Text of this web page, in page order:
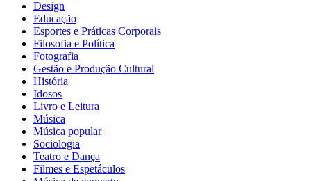
Design
Educação
Esportes e Práticas Corporais
Filosofia e Política
Fotografia
Gestão e Produção Cultural
História
Idosos
Livro e Leitura
Música
Música popular
Sociologia
Teatro e Dança
Filmes e Espetáculos